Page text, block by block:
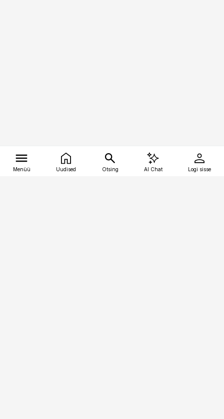
Menüü Uudised Otsing AI Chat Logi sisse